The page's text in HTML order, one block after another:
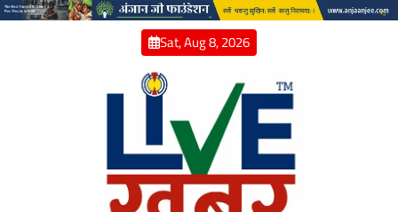
Skip
Sat, Aug 8, 2026